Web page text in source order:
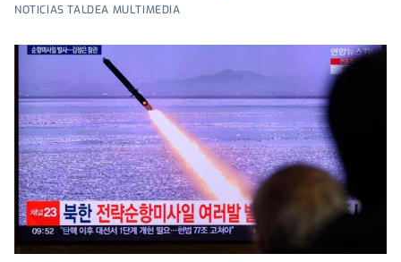
NOTICIAS TALDEA MULTIMEDIA